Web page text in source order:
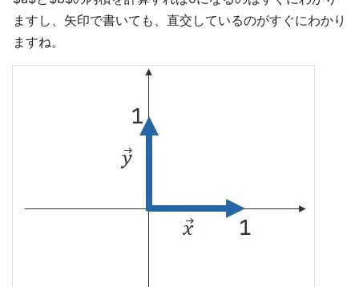
ますし、矢印で書いても、直交しているのがすぐにわかり
ますね。